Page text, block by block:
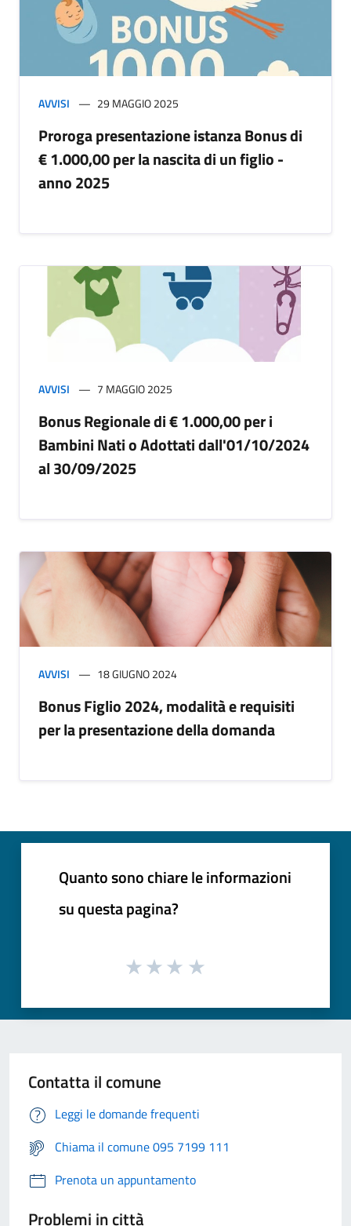
AVVISI 29 MAGGIO 2025
Proroga presentazione istanza Bonus di
€ 1.000,00 per la nascita di un figlio -
anno 2025
AVVISI 7 MAGGIO 2025
Bonus Regionale di € 1.000,00 per i
Bambini Nati o Adottati dall'01/10/2024
al 30/09/2025
AVVISI 18 GIUGNO 2024
Bonus Figlio 2024, modalità e requisiti
per la presentazione della domanda
Quanto sono chiare le informazioni
su questa pagina?
Contatta il comune
Leggi le domande frequenti
Chiama il comune 095 7199 111
Prenota un appuntamento
Problemi in città